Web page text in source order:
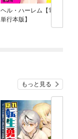
ヘル・ハーレム【電子
単行本版】
もっと見る